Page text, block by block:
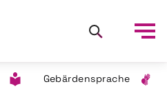
Gebärdensprache